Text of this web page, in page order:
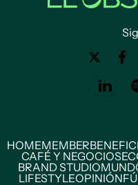
HOMEMEMBER
CAFÉ Y NEGOCIOS
BRAND STUDIO
LIFESTYLEOPINIÓN